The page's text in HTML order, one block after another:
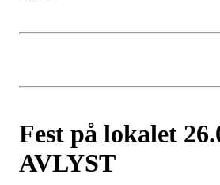
Fest på lokalet
AVLYST